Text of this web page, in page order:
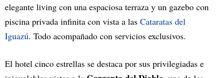
elegante living con una espaciosa terraza y un gazebo con
piscina privada infinita con vista a las Cataratas del
Iguazú. Todo acompañado con servicios exclusivos.
El hotel cinco estrellas se destaca por sus privilegiadas e